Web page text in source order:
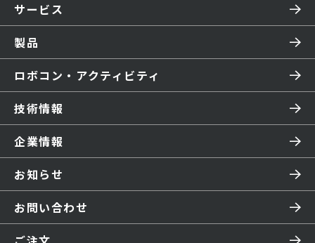
サービス
製品
ロボコン・アクティビティ
技術情報
企業情報
お知らせ
お問い合わせ